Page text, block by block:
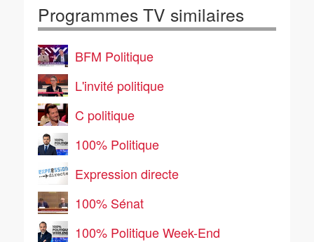
Programmes TV similaires
BFM Politique
L'invité politique
C politique
100% Politique
Expression directe
100% Sénat
100% Politique Week-End